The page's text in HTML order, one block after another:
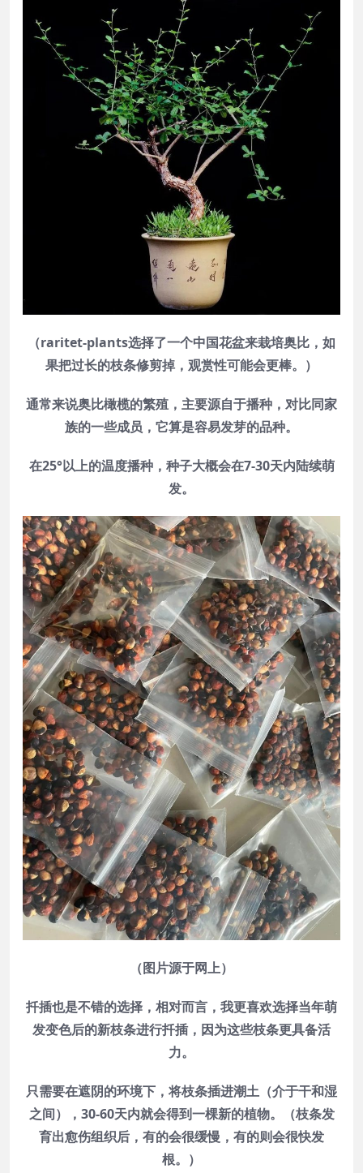
（raritet-plants选择了一个中国花盆来栽培奥比，如
果把过长的枝条修剪掉，观赏性可能会更棒。）
通常来说奥比橄榄的繁殖，主要源自于播种，对比同家
族的一些成员，它算是容易发芽的品种。
在25°以上的温度播种，种子大概会在7-30天内陆续萌
发。
（图片源于网上）
扦插也是不错的选择，相对而言，我更喜欢选择当年萌
发变色后的新枝条进行扦插，因为这些枝条更具备活
力。
只需要在遮阴的环境下，将枝条插进潮土（介于干和湿
之间），30-60天内就会得到一棵新的植物。（枝条发
育出愈伤组织后，有的会很缓慢，有的则会很快发
根。）